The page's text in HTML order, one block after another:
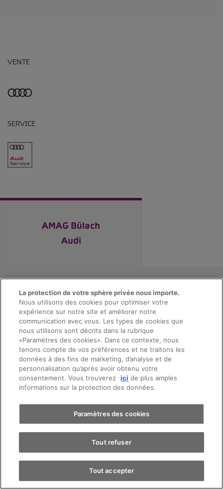
Prendre rendez-vous
Essai sur route
Trouver une voiture
VENTE
SERVICE
AMAG Bülach
Audi
AMAG Bülach
Audi
Bächliwis 29
8184Bachenbülach
Contactez-nous
Appeler Contact
La protection de votre sphère privée nous importe.
Nous utilisons des cookies pour optimiser votre
expérience sur notre site et améliorer notre
communication avec vous. Les types de cookies que
nous utilisons sont décrits dans la rubrique
«Paramètres des cookies». Dans ce contexte, nous
tenons compte de vos préférences et ne traitons les
données à des fins de marketing, d’analyse et de
personnalisation qu’après avoir obtenu votre
consentement. Vous trouverez ici de plus amples
informations sur la protection des données.
Paramètres des cookies
Tout refuser
Tout accepter